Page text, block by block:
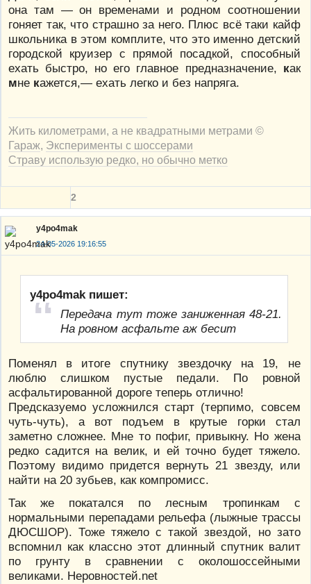
она там — он временами и родном соотношении
гоняет так, что страшно за него. Плюс всё таки кайф
школьника в этом комплите, что это именно детский
городской круизер с прямой посадкой, способный
ехать быстро, но его главное предназначение, как
мне кажется,— ехать легко и без напряга.
Жить километрами, а не квадратными метрами ©
Гараж, Эксперименты с шоссерами
Страву использую редко, но обычно метко
2
y4po4mak
24-05-2026 19:16:55
y4po4mak пишет:
Передача тут тоже заниженная 48-21.
На ровном асфальте аж бесит
Поменял в итоге спутнику звездочку на 19, не
люблю слишком пустые педали. По ровной
асфальтированной дороге теперь отлично!
Предсказуемо усложнился старт (терпимо, совсем
чуть-чуть), а вот подъем в крутые горки стал
заметно сложнее. Мне то пофиг, привыкну. Но жена
редко садится на велик, и ей точно будет тяжело.
Поэтому видимо придется вернуть 21 звезду, или
найти на 20 зубьев, как компромисс.
Так же покатался по лесным тропинкам с
нормальными перепадами рельефа (лыжные трассы
ДЮСШОР). Тоже тяжело с такой звездой, но зато
вспомнил как классно этот длинный спутник валит
по грунту в сравнении с околошоссейными
великами. Неровностей.net